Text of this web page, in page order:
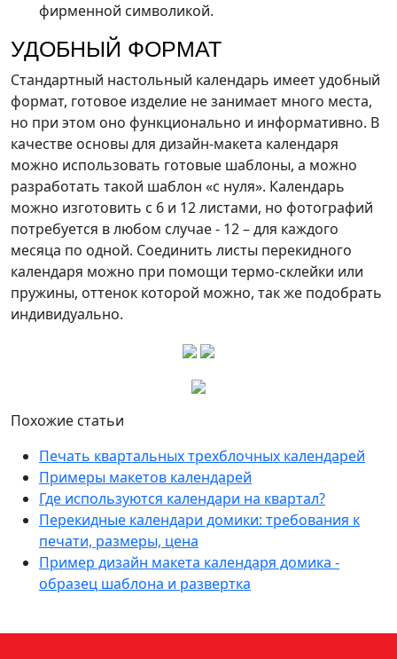
фирменной символикой.
УДОБНЫЙ ФОРМАТ
Стандартный настольный календарь имеет удобный
формат, готовое изделие не занимает много места,
но при этом оно функционально и информативно. В
качестве основы для дизайн-макета календаря
можно использовать готовые шаблоны, а можно
разработать такой шаблон «с нуля». Календарь
можно изготовить с 6 и 12 листами, но фотографий
потребуется в любом случае - 12 – для каждого
месяца по одной. Соединить листы перекидного
календаря можно при помощи термо-склейки или
пружины, оттенок которой можно, так же подобрать
индивидуально.
Похожие статьи
Печать квартальных трехблочных календарей
Примеры макетов календарей
Где используются календари на квартал?
Перекидные календари домики: требования к
печати, размеры, цена
Пример дизайн макета календаря домика -
образец шаблона и развертка